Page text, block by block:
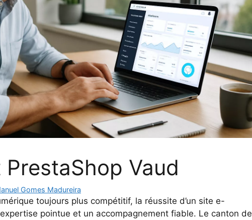
Vaud
Gomes Madureira
toujours plus compétitif, la réussite d’un site e-
pointue et un accompagnement fiable. Le canton de